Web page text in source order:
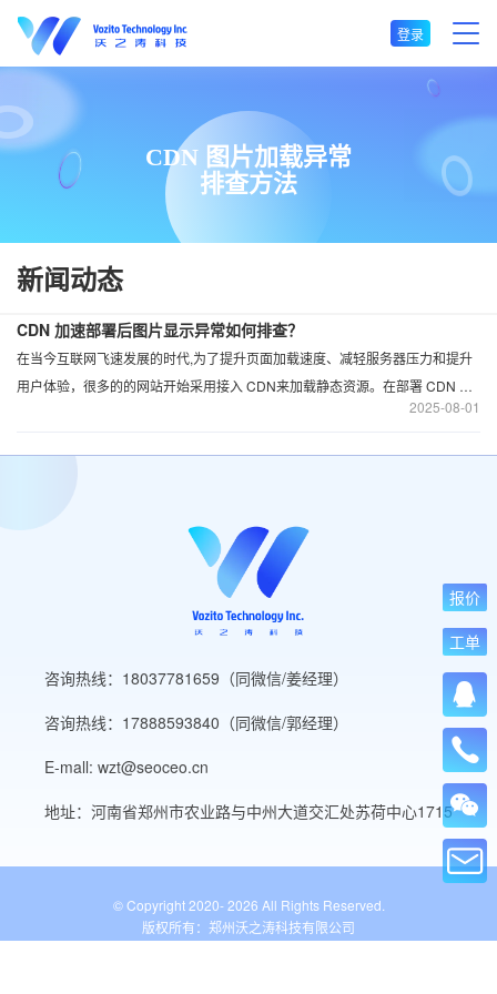
登录
CDN 图片加载异常
排查方法
新闻动态
08-01
2025
CDN 加速部署后图片显示异常如何排查？
在当今互联网飞速发展的时代,为了提升页面加载速度、减轻服务器压力和提升
用户体验，很多的的网站开始采用接入 CDN来加载静态资源。在部署 CDN 之
后，很多开发者可能会遇到一个很常见问题：图片显示异常或直接不显示。
咨询热线：18037781659（同微信/姜经理）
咨询热线：17888593840（同微信/郭经理）
E-mall: wzt@seoceo.cn
地址：河南省郑州市农业路与中州大道交汇处苏荷中心1715
© Copyright 2020-2026 All Rights Reserved.
版权所有：郑州沃之涛科技有限公司
报价
工单